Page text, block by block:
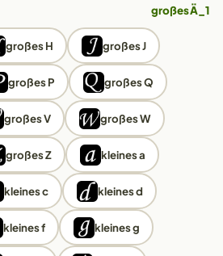
großes Ä_1
großes H großes J
großes P großes Q
großes V großes W
großes Z kleines a
kleines c kleines d
kleines f kleines g